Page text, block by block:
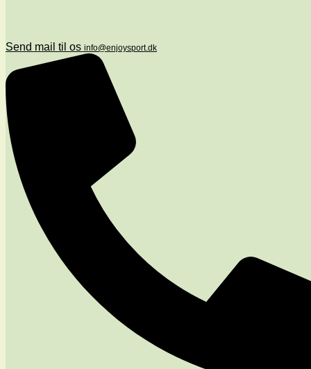
Send mail til os info@enjoysport.dk